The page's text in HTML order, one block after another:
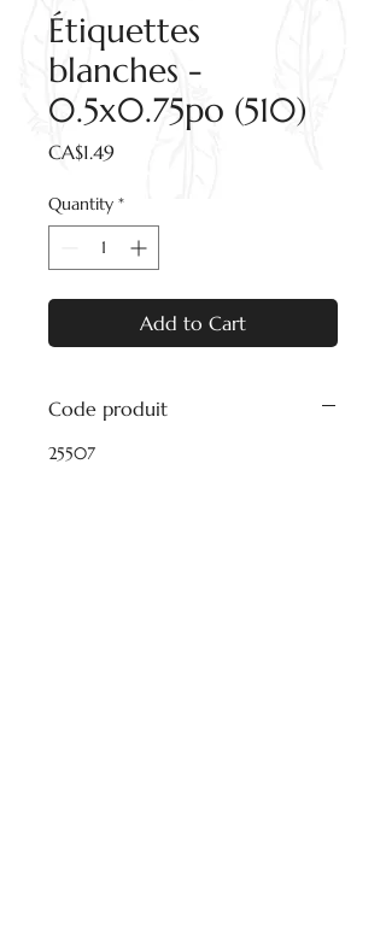
Étiquettes
blanches -
0.5x0.75po (510)
CA$1.49Price
Quantity *
Add to Cart
Code produit
25507